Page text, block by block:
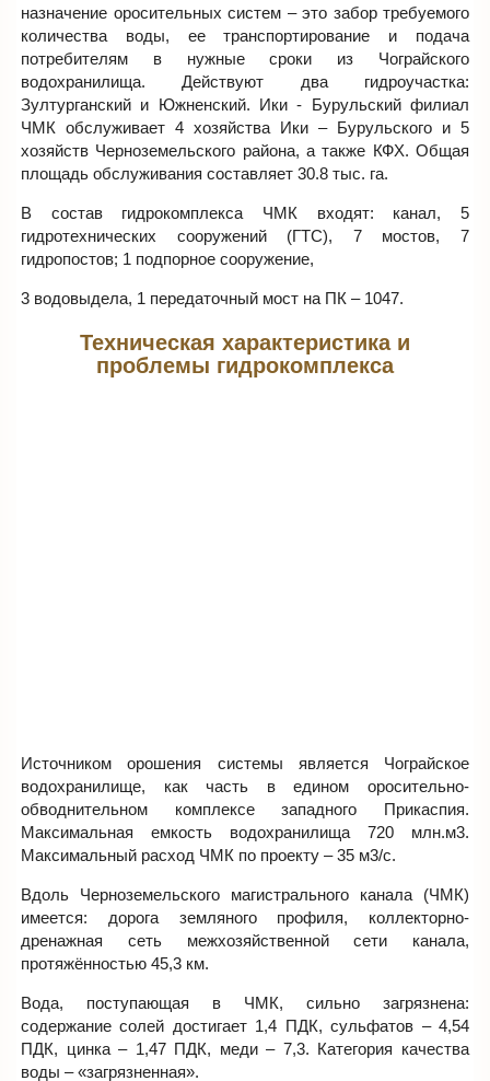
назначение оросительных систем – это забор требуемого
количества воды, ее транспортирование и подача
потребителям в нужные сроки из Чограйского
водохранилища. Действуют два гидроучастка:
Зултурганский и Южненский. Ики - Бурульский филиал
ЧМК обслуживает 4 хозяйства Ики – Бурульского и 5
хозяйств Черноземельского района, а также КФХ. Общая
площадь обслуживания составляет 30.8 тыс. га.
В состав гидрокомплекса ЧМК входят: канал, 5
гидротехнических сооружений (ГТС), 7 мостов, 7
гидропостов; 1 подпорное сооружение,
3 водовыдела, 1 передаточный мост на ПК – 1047.
Техническая характеристика и
проблемы гидрокомплекса
Источником орошения системы является Чограйское
водохранилище, как часть в едином оросительно-
обводнительном комплексе западного Прикаспия.
Максимальная емкость водохранилища 720 млн.м3.
Максимальный расход ЧМК по проекту – 35 м3/с.
Вдоль Черноземельского магистрального канала (ЧМК)
имеется: дорога земляного профиля, коллекторно-
дренажная сеть межхозяйственной сети канала,
протяжённостью 45,3 км.
Вода, поступающая в ЧМК, сильно загрязнена:
содержание солей достигает 1,4 ПДК, сульфатов – 4,54
ПДК, цинка – 1,47 ПДК, меди – 7,3. Категория качества
воды – «загрязненная».